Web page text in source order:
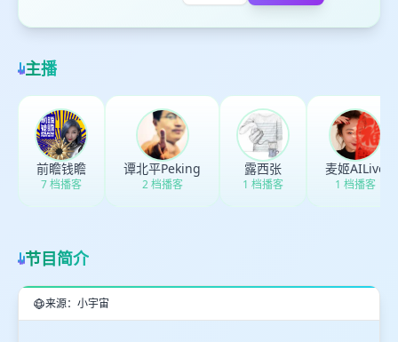
主播
前瞻钱瞻
7 档播客
谭北平Peking
2 档播客
露西张
1 档播客
麦姬AILive
1 档播客
节目简介
来源：小宇宙
见
取消 确定